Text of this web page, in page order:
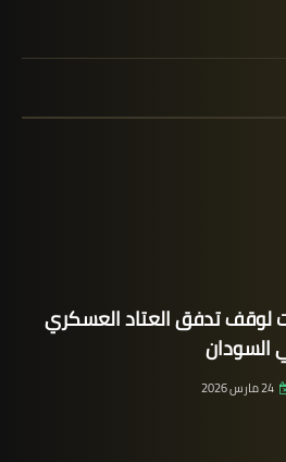
لوقف تدفق العتاد العسكري
السودان
24 مارس 2026